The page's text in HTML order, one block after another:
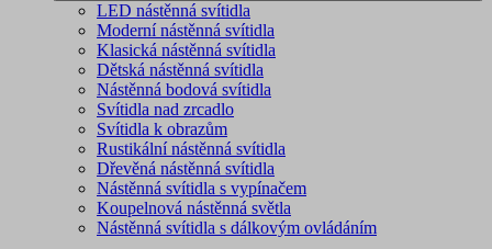
LED nástěnná svítidla
Moderní nástěnná svítidla
Klasická nástěnná svítidla
Dětská nástěnná svítidla
Nástěnná bodová svítidla
Svítidla nad zrcadlo
Svítidla k obrazům
Rustikální nástěnná svítidla
Dřevěná nástěnná svítidla
Nástěnná svítidla s vypínačem
Koupelnová nástěnná světla
Nástěnná svítidla s dálkovým ovládáním